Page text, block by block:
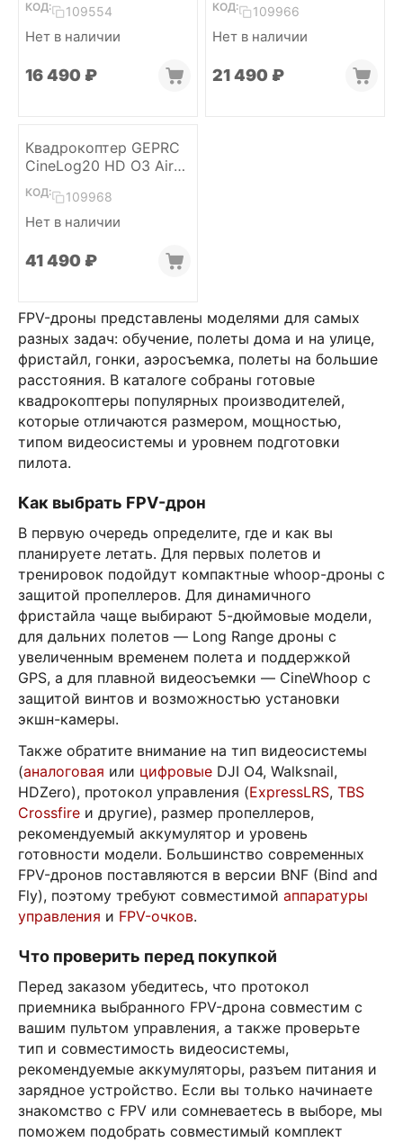
FPV-дроны представлены моделями для самых
разных задач: обучение, полеты дома и на улице,
фристайл, гонки, аэросъемка, полеты на большие
расстояния. В каталоге собраны готовые
квадрокоптеры популярных производителей,
которые отличаются размером, мощностью,
типом видеосистемы и уровнем подготовки
пилота.
Как выбрать FPV-дрон
В первую очередь определите, где и как вы
планируете летать. Для первых полетов и
тренировок подойдут компактные whoop-дроны с
защитой пропеллеров. Для динамичного
фристайла чаще выбирают 5-дюймовые модели,
для дальних полетов — Long Range дроны с
увеличенным временем полета и поддержкой
GPS, а для плавной видеосъемки — CineWhoop с
защитой винтов и возможностью установки
экшн-камеры.
Также обратите внимание на тип видеосистемы
(аналоговая или цифровые DJI O4, Walksnail,
HDZero), протокол управления (ExpressLRS, TBS
Crossfire и другие), размер пропеллеров,
рекомендуемый аккумулятор и уровень
готовности модели. Большинство современных
FPV-дронов поставляются в версии BNF (Bind and
Fly), поэтому требуют совместимой аппаратуры
управления и FPV-очков.
Что проверить перед покупкой
Перед заказом убедитесь, что протокол
приемника выбранного FPV-дрона совместим с
вашим пультом управления, а также проверьте
тип и совместимость видеосистемы,
рекомендуемые аккумуляторы, разъем питания и
зарядное устройство. Если вы только начинаете
знакомство с FPV или сомневаетесь в выборе, мы
поможем подобрать совместимый комплект
КОД: 109554
Нет в наличии
16 490 ₽
КОД: 109966
Нет в наличии
21 490 ₽
Квадрокоптер GEPRC
CineLog20 HD O3 Air
Unit (ELRS 2.4)
КОД: 109968
Нет в наличии
41 490 ₽